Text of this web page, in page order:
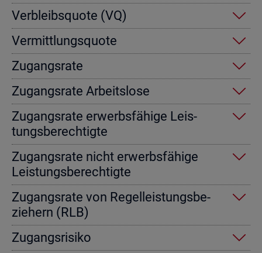
Ver­bleibs­quo­te (VQ)
Ver­mitt­lungs­quo­te
Zu­gangs­ra­te
Zu­gangs­ra­te Ar­beits­lo­se
Zu­gangs­ra­te er­werbs­fä­hi­ge Leis­
tungs­be­rech­tig­te
Zu­gangs­ra­te nicht er­werbs­fä­hi­ge
Leis­tungs­be­rech­tig­te
Zu­gangs­ra­te von Re­gel­leis­tungs­be­
zie­hern (RLB)
Zu­gangs­ri­si­ko